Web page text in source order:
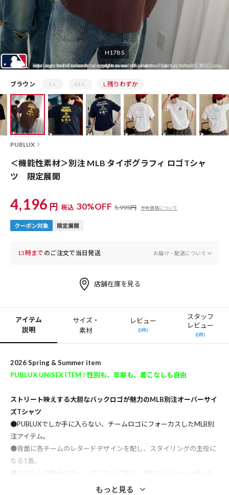
H178 S
ブラウン S × M × L 残りわずか
PUBLUX
＜機能性素材＞別注 MLB タイポグラフィ ロゴTシャ
ツ 限定展開
4,196 円 税込 30%OFF 5,995円 参考価格について
13時まで のご注文で当日発送 お届け・配送について
店舗在庫を見る
アイテム
説明
サイズ・
素材
レビュー
(0件)
スタッフ
レビュー
(0件)
2026 Spring & Summer item
PUBLUX UNISEX ITEM / 性別も、年齢も、着こなしも自由
ストリート映えする大胆なバックロゴが魅力のMLB別注オーバーサイ
ズTシャツ
●PUBLUXでしか手に入らない、チームロゴにフォーカスしたMLB別
注アイテム。
●背面に各チームのレタードデザインを配し、スタイリングの主役に
なる1着。
しやすい汎用性の高い仕上がり。もっと見る